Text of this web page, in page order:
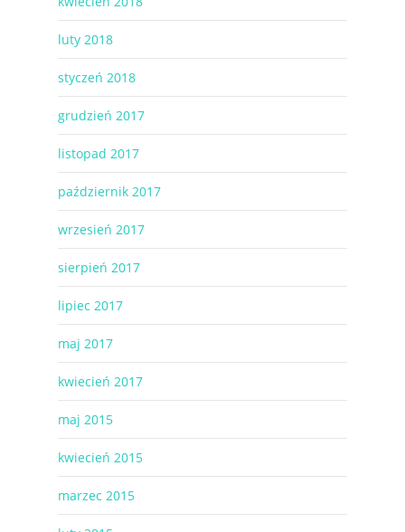
luty 2018
styczeń 2018
grudzień 2017
listopad 2017
październik 2017
wrzesień 2017
sierpień 2017
lipiec 2017
maj 2017
kwiecień 2017
maj 2015
kwiecień 2015
marzec 2015